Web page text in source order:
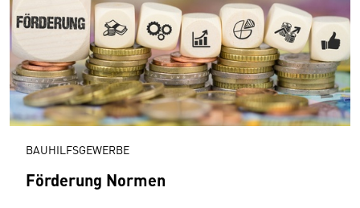
BAUHILFSGEWERBE
Förderung Normen